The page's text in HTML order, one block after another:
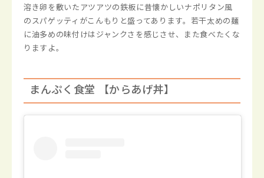
溶き卵を敷いたアツアツの鉄板に昔懐かしいナポリタン風
のスパゲッティがこんもりと盛ってあります。若干太めの麺
に油多めの味付けはジャンクさを感じさせ、また食べたくな
りますよ。
まんぷく食堂 【からあげ丼】